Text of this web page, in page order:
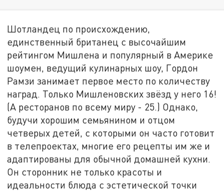
Шотландец по происхождению,
единственный британец с высочайшим
рейтингом Мишлена и популярный в Америке
шоумен, ведущий кулинарных шоу, Гордон
Рамзи занимает первое место по количеству
наград. Только Мишленовских звёзд у него 16!
(А ресторанов по всему миру - 25.) Однако,
будучи хорошим семьянином и отцом
четверых детей, с которыми он часто готовит
в телепроектах, многие его рецепты им же и
адаптированы для обычной домашней кухни.
Он сторонник не только красоты и
идеальности блюда с эстетической точки